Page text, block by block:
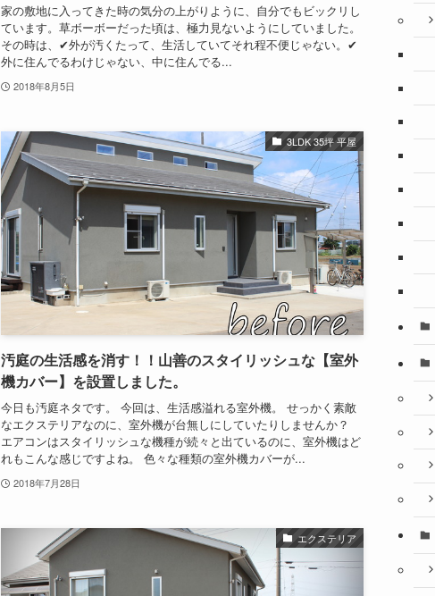
家の敷地に入ってきた時の気分の上がりように、自分でもビックリし
ています。草ボーボーだった頃は、極力見ないようにしていました。
その時は、✔外が汚くたって、生活していてそれ程不便じゃない。✔
外に住んでるわけじゃない、中に住んでる...
2018年8月5日
3LDK 35坪 平屋
汚庭の生活感を消す！！山善のスタイリッシュな【室外
機カバー】を設置しました。
今日も汚庭ネタです。 今回は、生活感溢れる室外機。 せっかく素敵
なエクステリアなのに、室外機が台無しにしていたりしませんか？
エアコンはスタイリッシュな機種が続々と出ているのに、室外機はど
れもこんな感じですよね。 色々な種類の室外機カバーが...
2018年7月28日
エクステリア